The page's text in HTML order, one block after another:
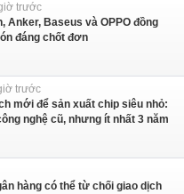
trước
Anker, Baseus và OPPO đồng
đáng chốt đơn
trước
mới để sản xuất chip siêu nhỏ:
nghệ cũ, nhưng ít nhất 3 năm
hàng có thể từ chối giao dịch